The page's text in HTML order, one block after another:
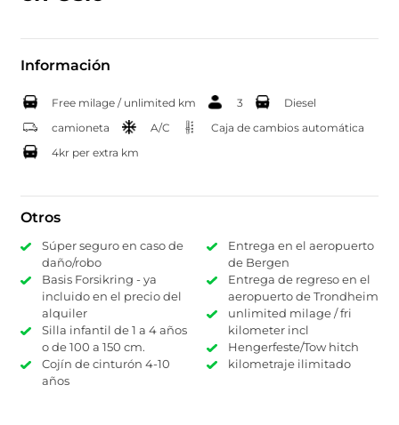
Información
Free milage / unlimited km 3
Diesel
camioneta
A/C
Caja de cambios automática
4kr per extra km
Otros
Súper seguro en caso de
daño/robo
Basis Forsikring - ya
incluido en el precio del
alquiler
Silla infantil de 1 a 4 años
o de 100 a 150 cm.
Cojín de cinturón 4-10
años
Entrega en el aeropuerto
de Bergen
Entrega de regreso en el
aeropuerto de Trondheim
unlimited milage / fri
kilometer incl
Hengerfeste/Tow hitch
kilometraje ilimitado